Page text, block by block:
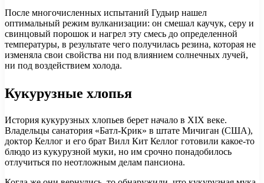
После многочисленных испытаний Гудьир нашел
оптимальный режим вулканизации: он смешал каучук, серу и
свинцовый порошок и нагрел эту смесь до определенной
температуры, в результате чего получилась резина, которая не
изменяла свои свойства ни под влиянием солнечных лучей,
ни под воздействием холода.
Кукурузные хлопья
История кукурузных хлопьев берет начало в XIX веке.
Владельцы санатория «Батл-Крик» в штате Мичиган (США),
доктор Келлог и его брат Вилл Кит Келлог готовили какое-то
блюдо из кукурузной муки, но им срочно понадобилось
отлучиться по неотложным делам пансиона.